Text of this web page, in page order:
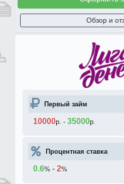
Обзор и
Первый займ
10000р. - 35000р.
Процентная ставка
0.6% - 2%